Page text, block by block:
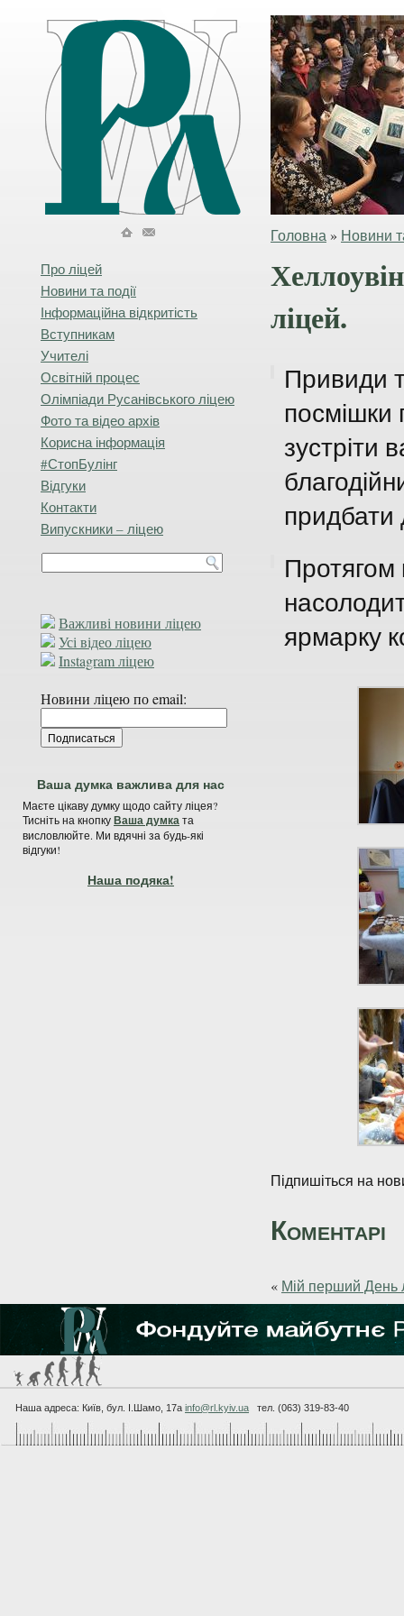
Головна » Новини
Про ліцей
Новини та події
Інформаційна відкритість
Вступникам
Учителі
Освітній процес
Олімпіади Русанівського ліцею
Фото та відео архів
Корисна інформація
#СтопБулінг
Відгуки
Контакти
Випускники – ліцею
Важливі новини ліцею
Усі відео ліцею
Instagram ліцею
Новини ліцею по email:
Ваша думка важлива для нас
Маєте цікаву думку щодо сайту ліцея?
Тисніть на кнопкуВаша думката
висловлюйте. Ми вдячні за будь-які
відгуки!
Наша подяка!
ліцей.
Привиди
посмішки
зустріти
Протягом
ярмарку
Підпишіться на
Коментарі
« Мій перший День
Наша адреса: Київ, бул. I.Шамо, 17а info@rl.kyiv.ua тел. (063) 319-83-40